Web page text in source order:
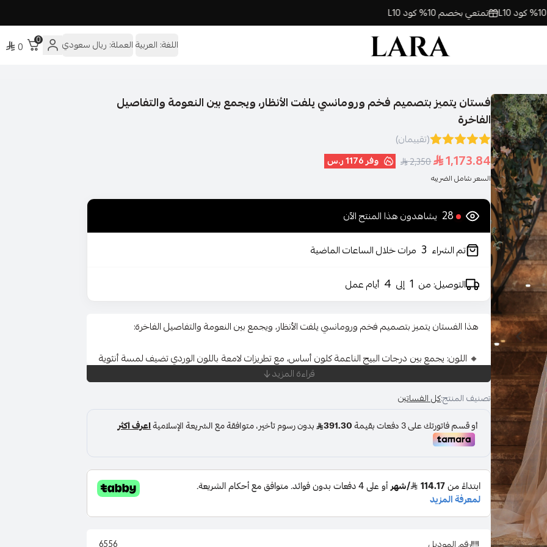
تمتعي بخصم 10% كود L10
لارا | فساتين السهرة اونلاين اللغة: العربيةالعملة: ريال سعودي 0
0
فستان يتميز بتصميم فخم ورومانسي يلفت الأنظار، ويجمع بين النعومة والتفاصيل
الفاخرة
(تقييمان)
1,173.84
2,350 وفر1176 ر.س
السعر شامل الضريبه
28 يشاهدون هذا المنتج الآن
تم الشراء 3 مرات خلال الساعات الماضية
التوصيل: من 1 إلى 4 أيام عمل
هذا الفستان يتميز بتصميم فخم ورومانسي يلفت الأنظار، ويجمع بين النعومة والتفاصيل الفاخرة:
🔸 اللون: يجمع بين درجات البيج الناعمة كلون أساس، مع تطريزات لامعة باللون الوردي تضيف لمسة أنثوية
🔸 القماش: مصنوع من التول الخفيف، ما يمنحه مظهراً حالماً وانسيابياً، مع تفاصيل مطرزة بالكريستال
والترتر تمتد من الخصر إلى الأسفل بشكل خطوط عمودية تساهم في إبراز طول القامة.
🔸 الجزء العلوي: مصمم بشكل كورسيه مزين بتطريزات دقيقة، مزدان بالزهور الصغيرة والخرز الوردي
بشكل فاخر، مع أكمام كاب شفافة تمتد بنعومة على الذراعين.
🔸 القصة: قصة A-Line واسعة من الأسفل تمنح الفستان إطلالة ملكية ومناسبة للسهرات أو حفلات
الخطوبة.
قراءة المزيد
تصنيف المنتج:كل الفساتين